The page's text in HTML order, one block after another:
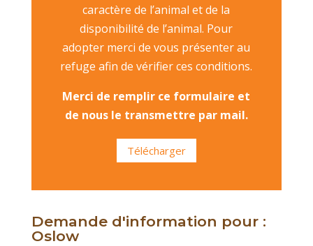
caractère de l’animal et de la
disponibilité de l’animal. Pour
adopter merci de vous présenter au
refuge afin de vérifier ces conditions.
Merci de remplir ce formulaire et
de nous le transmettre par mail.
Télécharger
Demande d'information pour :
Oslow